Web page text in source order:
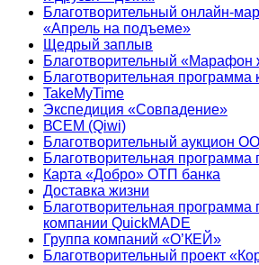
Благотворительный
«Апрель на подъеме»
Щедрый заплыв
Благотворительный «Марафон
Благотворительная
TakeMyTime
Экспедиция «Совпадение»
ВСЕМ (Qiwi)
Благотворительный аукцион
Благотворительная программа
Карта «Добро» ОТП банка
Доставка жизни
Благотворительная
компании QuickMADE
Группа компаний «О’КЕЙ»
Благотворительный проект